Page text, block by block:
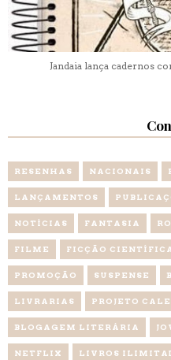
Jandaia lança cadernos
RESENHAS NACIONAIS
LANÇAMENTOS
NOTÍCIAS FANTASIA
FILME FICÇÃO
PROMOÇÃO SUSPENSE
LIVRARIAS PROJETO
BLOGAGEM LITERÁRIA
NETFLIX LIVROS